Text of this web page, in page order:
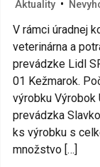
Aktuality •
V rámci úradnej
veterinárna a
prevádzke Lidl
01 Kežmarok.
výrobku Výrobok
prevádzka
ks výrobku s
množstvo […]